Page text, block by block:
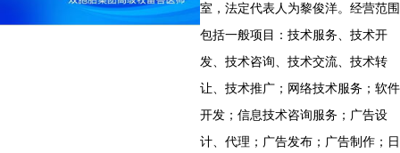
室，法定代表人为黎俊洋。经营范围
包括一般项目：技术服务、技术开
发、技术咨询、技术交流、技术转
让、技术推广；网络技术服务；软件
开发；信息技术咨询服务；广告设
计、代理；广告发布；广告制作；日